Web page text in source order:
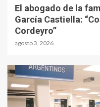
El abogado de la
García Castiella:
Cordeyro”
agosto 3, 2026